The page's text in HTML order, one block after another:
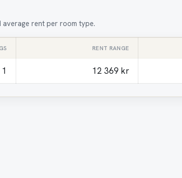
average rent per room type.
RENT RANGE
1 12 369 kr